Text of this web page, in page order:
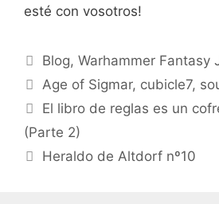
esté con vosotros!
Categorías
Blog,Warhammer Fantasy
Etiquetas
Age of Sigmar, cubicle7,
El libro de reglas es un
(Parte 2)
Heraldo de Altdorf nº10